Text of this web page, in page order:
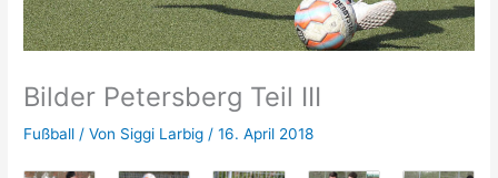
Bilder Petersberg Teil III
Fußball / Von Siggi Larbig /16. April 2018